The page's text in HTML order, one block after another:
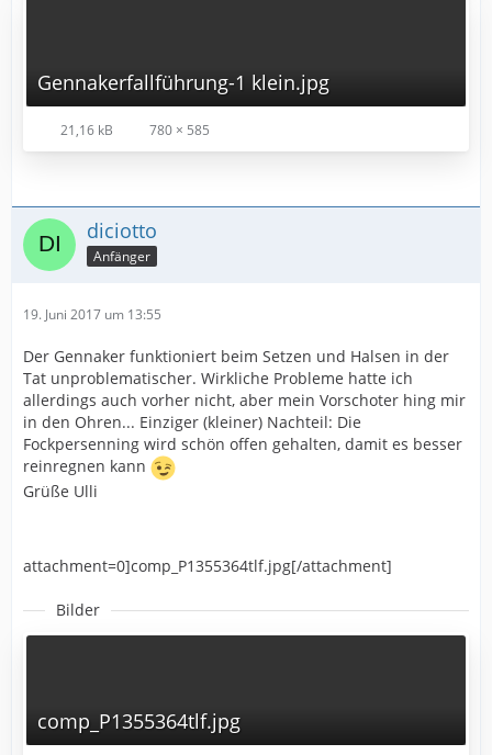
Gennakerfallführung-1 klein.jpg
21,16 kB 780 × 585
diciotto
Anfänger
19. Juni 2017 um 13:55
Der Gennaker funktioniert beim Setzen und Halsen in der
Tat unproblematischer. Wirkliche Probleme hatte ich
allerdings auch vorher nicht, aber mein Vorschoter hing mir
in den Ohren... Einziger (kleiner) Nachteil: Die
Fockpersenning wird schön offen gehalten, damit es besser
reinregnen kann
Grüße Ulli
attachment=0]comp_P1355364tlf.jpg[/attachment]
Bilder
comp_P1355364tlf.jpg